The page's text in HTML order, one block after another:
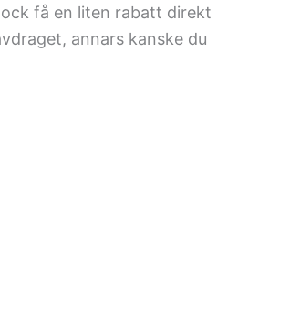
få en liten rabatt direkt
annars kanske du